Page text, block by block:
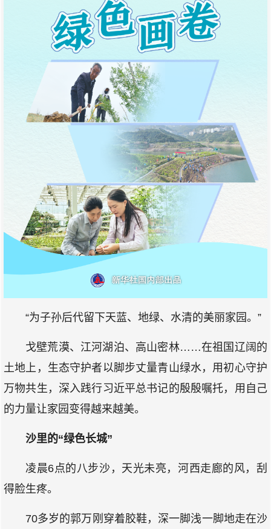
“为子孙后代留下天蓝、地绿、水清的美丽家园。”
戈壁荒漠、江河湖泊、高山密林……在祖国辽阔的
土地上，生态守护者以脚步丈量青山绿水，用初心守护
万物共生，深入践行习近平总书记的殷殷嘱托，用自己
的力量让家园变得越来越美。
沙里的“绿色长城”
凌晨6点的八步沙，天光未亮，河西走廊的风，刮
得脸生疼。
70多岁的郭万刚穿着胶鞋，深一脚浅一脚地走在沙